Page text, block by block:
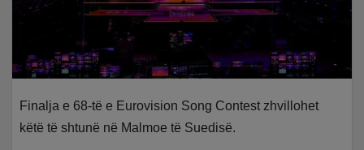
Finalja e 68-të e Eurovision Song Contest zhvillohet
këtë të shtunë në Malmoe të Suedisë.